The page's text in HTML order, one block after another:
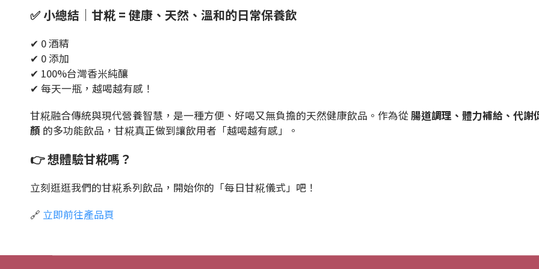
✅ 小總結｜甘糀 = 健康、天然、溫和的日常保養飲
✔ 0 酒精
✔ 0 添加
✔ 100%台灣香米純釀
✔ 每天一瓶，越喝越有感！
甘糀融合傳統與現代營養智慧，是一種方便、好喝又無負擔的天然健康飲品。作為從腸道調理、體力補給、代謝
顏 的多功能飲品，甘糀真正做到讓飲用者「越喝越有感」。
👉 想體驗甘糀嗎？
立刻逛逛我們的甘糀系列飲品，開始你的「每日甘糀儀式」吧！
🔗 立即前往產品頁